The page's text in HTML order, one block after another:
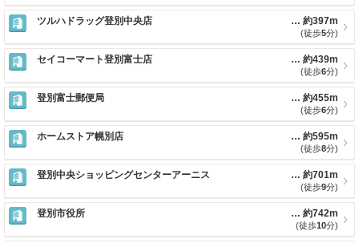
ツルハドラッグ登別中央店 約397m
(徒歩5分)
セイコーマート登別富士店 約439m
(徒歩6分)
登別富士郵便局 約455m
(徒歩6分)
ホームストア幌別店 約595m
(徒歩8分)
登別中央ショッピングセンターアーニス 約701m
(徒歩9分)
登別市役所 約742m
(徒歩10分)